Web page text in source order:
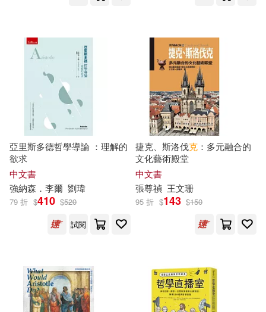
翁紫曦(4)
肖雲峰(4)
艾克拜爾·米吉提(4)
莎士比亞(4) 譚樹輝(4)
賽巴斯欽．福克斯(4)
赫曼．赫塞(4) 趙一帆(4)
（俄）瓦倫金娜·魯布茨娃（編）(4)
天下雜誌(11)
山東科學技術出版社(11)
柿子文化(11)
浙江工商大學出版社(11)
浙江文藝出版社(11)
海豚出版社(11)
湖南科學技術出版社(11)
亞里斯多德哲學導論 ：理解的
欲求
中文書
強納森．李爾 劉瑋
79 折 $410 $520
試閱
捷克、斯洛伐克 ：多元融合的
文化藝術殿堂
中文書
張尊禎 王文珊
95 折 $143 $150